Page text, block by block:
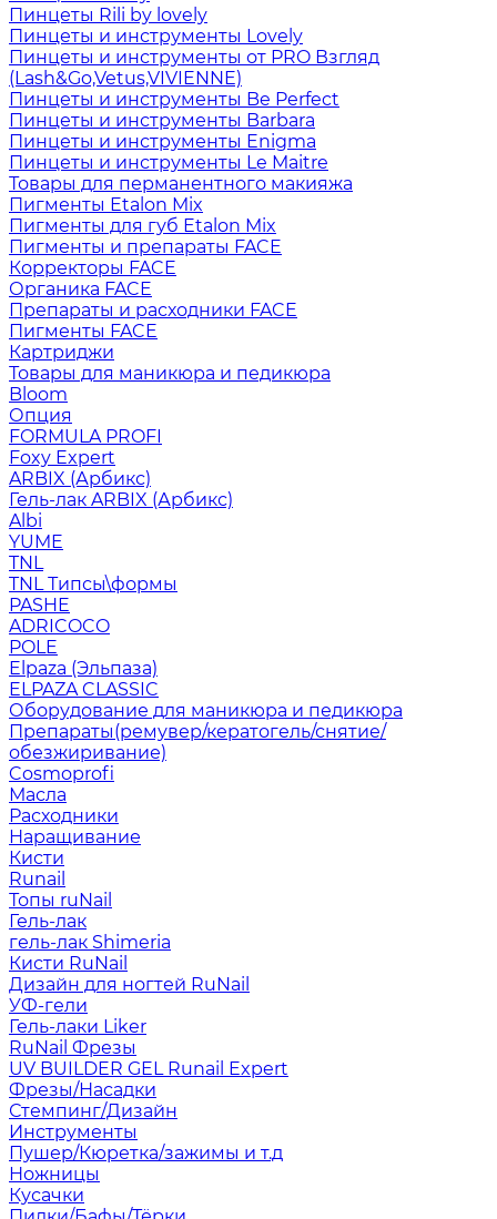
Пинцеты Rili by lovely
Пинцеты и инструменты Lovely
Пинцеты и инструменты от PRO Взгляд
(Lash&Go,Vetus,VIVIENNE)
Пинцеты и инструменты Be Perfect
Пинцеты и инструменты Barbara
Пинцеты и инструменты Enigma
Пинцеты и инструменты Le Maitre
Товары для перманентного макияжа
Пигменты Etalon Mix
Пигменты для губ Etalon Mix
Пигменты и препараты FACE
Корректоры FACE
Органика FACE
Препараты и расходники FACE
Пигменты FACE
Картриджи
Товары для маникюра и педикюра
Bloom
Опция
FORMULA PROFI
Foxy Expert
ARBIX (Арбикс)
Гель-лак ARBIX (Арбикс)
Albi
YUME
TNL
TNL Типсы\формы
PASHE
ADRICOCO
POLE
Elpaza (Эльпаза)
ELPAZA CLASSIC
Оборудование для маникюра и педикюра
Препараты(ремувер/кератогель/снятие/
обезжиривание)
Cosmoprofi
Масла
Расходники
Наращивание
Кисти
Runail
Топы ruNail
Гель-лак
гель-лак Shimeria
Кисти RuNail
Дизайн для ногтей RuNail
УФ-гели
Гель-лаки Liker
RuNail Фрезы
UV BUILDER GEL Runail Expert
Фрезы/Насадки
Стемпинг/Дизайн
Инструменты
Пушер/Кюретка/зажимы и т.д
Ножницы
Кусачки